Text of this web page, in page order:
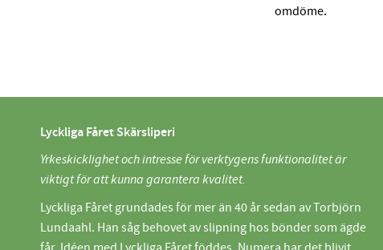
omdöme.
Lyckliga Fåret Skärsliperi
Yrkeskicklighet och intresse för verktygens funktionalitet är
viktigt för att kunna garantera kvalitet.
Lyckliga Fåret grundades för mer än 40 år sedan av Torbjörn
Lundaahl. Han såg behovet av slipning hos bönder som ägde